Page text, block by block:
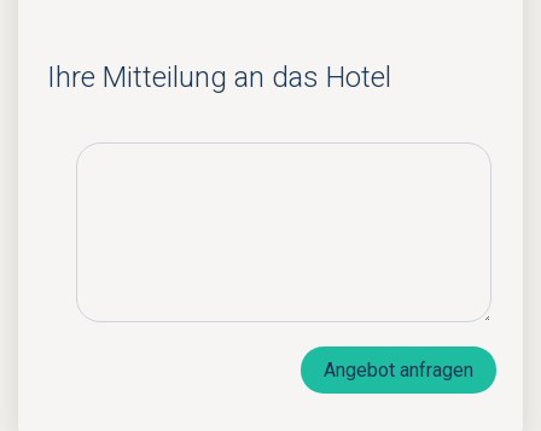
Ihre Mitteilung an das Hotel
Angebot anfragen